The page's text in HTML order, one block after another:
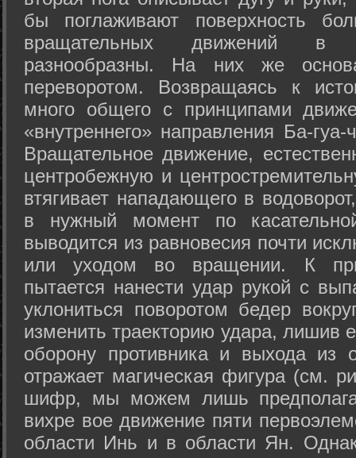
бы поглаживают поверхность
вращательных движений в
разнообразны. На них же
переворотом. Возвращаясь к
много общего с принципами
«внутреннего» направления Ба-
Вращательное движение,
центробежную и
втягивает нападающего в
в нужный момент по
выводится из равновесия почти
или уходом во вращении. К
пытается нанести удар рукой с
уклониться поворотом бедер
изменить траекторию удара, лишив
оборону противника и выхода из
отражает магическая фигура (см.
шифр, мы можем лишь
вихре вое движение пяти
области Инь и в области Ян.